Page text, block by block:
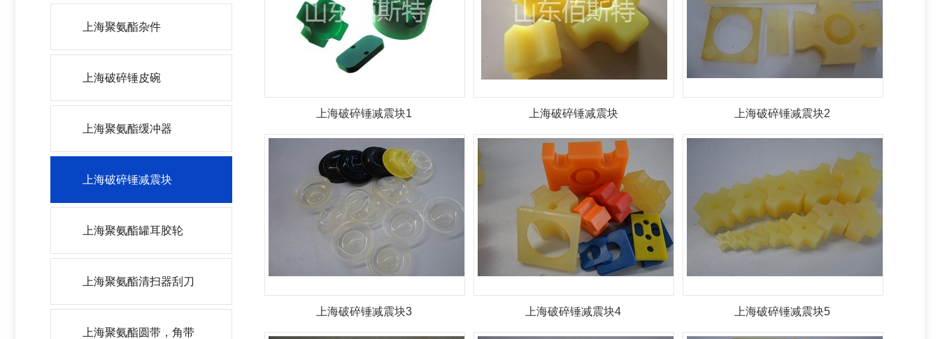
上海破碎锤减震块1 上海破碎锤减震块 上海破碎锤减震块2
上海破碎锤减震块3 上海破碎锤减震块4 上海破碎锤减震块5
上海聚氨酯杂件
上海破碎锤皮碗
上海聚氨酯缓冲器
上海破碎锤减震块
上海聚氨酯罐耳胶轮
上海聚氨酯清扫器刮刀
上海聚氨酯圆带，角带